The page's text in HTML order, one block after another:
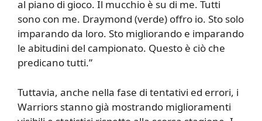
al piano di gioco. Il mucchio è su di me. Tutti
sono con me. Draymond (verde) offro io. Sto solo
imparando da loro. Sto migliorando e imparando
le abitudini del campionato. Questo è ciò che
predicano tutti.”
Tuttavia, anche nella fase di tentativi ed errori, i
Warriors stanno già mostrando miglioramenti